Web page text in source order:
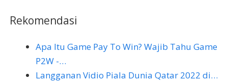
Rekomendasi
Apa Itu Game Pay To Win? Wajib Tahu Game
P2W -…
Langganan Vidio Piala Dunia Qatar 2022 di…